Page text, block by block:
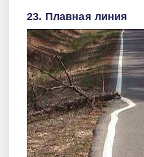
23. Плавная линия